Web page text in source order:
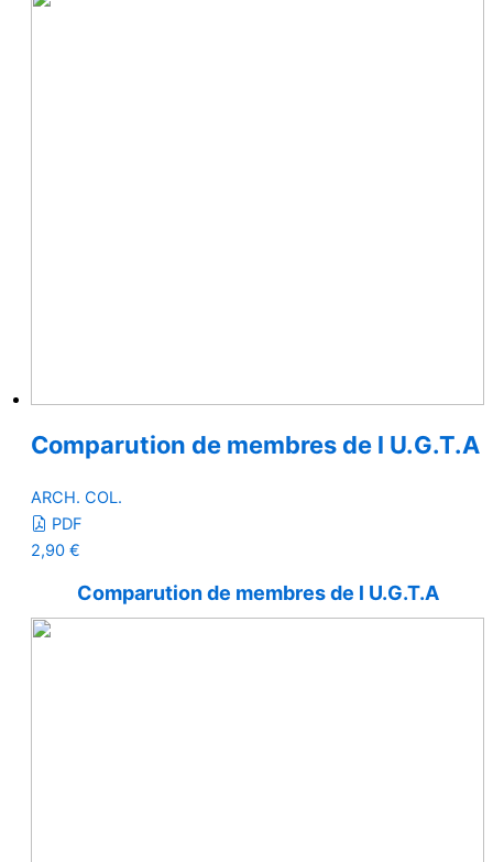
Comparution de membres de l U.G.T.A
ARCH. COL.
PDF
2,90 €
Comparution de membres de l U.G.T.A